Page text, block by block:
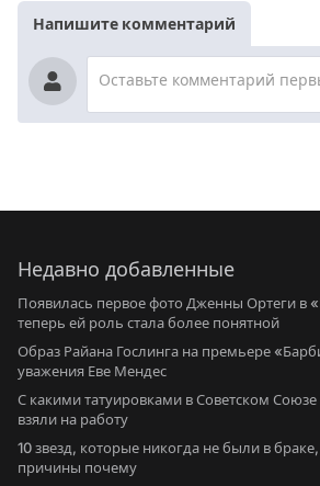
Напишите комментарий
Недавно добавленные
Появилась первое фото Дженны Ортеги в
теперь ей роль стала более понятной
Образ Райана Гослинга на премьере
уважения Еве Мендес
С какими татуировками в Советском
взяли на работу
10 звезд, которые никогда не были в
причины почему